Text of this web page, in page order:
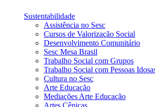
Sustentabilidade
Assistência no Sesc
Cursos de Valorização Social
Desenvolvimento Comunitário
Sesc Mesa Brasil
Trabalho Social com Grupos
Trabalho Social com Pessoas
Cultura no Sesc
Arte Educação
Mediações Arte Educação